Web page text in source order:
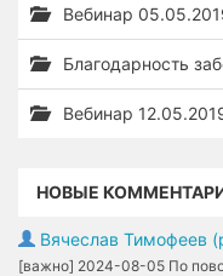
Вебинар
Благодарность
Вебинар
НОВЫЕ
Вячеслав Тимофеев
[важно] 2024-08-05 По